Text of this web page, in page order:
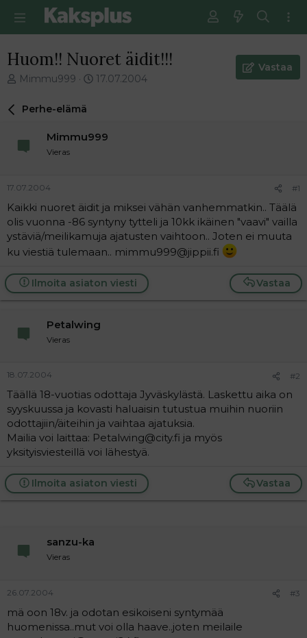
Huom!! Nuoret äidit!!!
V
e
i
t
u
n
a
l
i
t
t
j
a
Mimmu999
E
m
n
v
e
t
i
17.07.2004
Vastaa
Perhe-elämä
Mimmu999
Vieras
17.07.2004 #1
Kaikki nuoret äidit ja miksei vähän vanhemmatkin.. Täälä
olis vuonna -86 syntyny tytteli ja 10kk ikäinen "vaavi" vailla
ystäviä/meilikamuja ajatusten vaihtoon.. Joten ei muuta
ku viestiä tulemaan.. mimmu999@jippii.fi
Vastaa
Ilmoita asiaton viesti
Petalwing
Vieras
18.07.2004 #2
Täällä 18-vuotias odottaja Jyväskylästä. Laskettu aika on
syyskuussa ja kovasti haluaisin tutustua muihin nuoriin
odottajiin/äiteihin ja vaihtaa ajatuksia.
Mailia voi laittaa: Petalwing@city.fi ja myös
yksityisviesteillä voi lähestyä.
Vastaa
Ilmoita asiaton viesti
sanzu-ka
Vieras
26.07.2004 #3
mä oon 18v. ja odotan esikoiseni syntymää
huomenissa..mut voi olla haave..joten meilaile